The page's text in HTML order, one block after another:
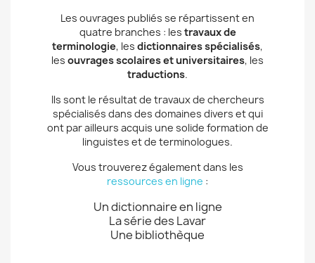
Les ouvrages publiés se répartissent en
quatre branches : les travaux de
terminologie, les dictionnaires spécialisés,
les ouvrages scolaires et universitaires, les
traductions.
Ils sont le résultat de travaux de chercheurs
spécialisés dans des domaines divers et qui
ont par ailleurs acquis une solide formation de
linguistes et de terminologues.
Vous trouverez également dans les
ressources en ligne :
Un dictionnaire en ligne
La série des Lavar
Une bibliothèque